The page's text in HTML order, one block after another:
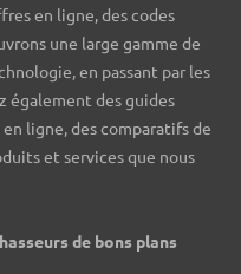
en ligne, des codes
une large gamme de
en passant par les
également des guides
ligne, des comparatifs de
et services que nous
de bons plans